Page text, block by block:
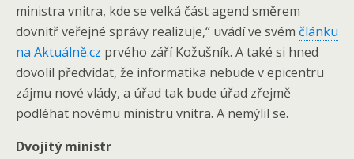
ministra vnitra, kde se velká část agend směrem
dovnitř veřejné správy realizuje,“ uvádí ve svém článku
na Aktuálně.cz prvého září Kožušník. A také si hned
dovolil předvídat, že informatika nebude v epicentru
zájmu nové vlády, a úřad tak bude úřad zřejmě
podléhat novému ministru vnitra. A nemýlil se.
Dvojitý ministr